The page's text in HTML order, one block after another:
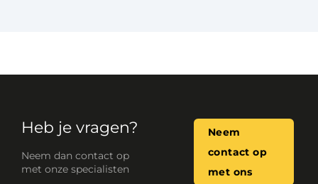
Heb je vragen?
Neem dan contact op
met onze specialisten
Neem
contact op
met ons